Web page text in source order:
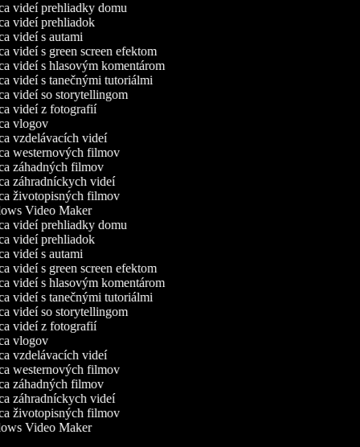
videí prehliadky domu
videí prehliadok
videí s autami
videí s green screen efektom
videí s hlasovým komentárom
videí s tanečnými tutoriálmi
videí so storytellingom
videí z fotografií
vlogov
vzdelávacích videí
westernových filmov
záhadných filmov
záhradníckych videí
životopisných filmov
Video Maker
videí prehliadky domu
videí prehliadok
videí s autami
videí s green screen efektom
videí s hlasovým komentárom
videí s tanečnými tutoriálmi
videí so storytellingom
videí z fotografií
vlogov
vzdelávacích videí
westernových filmov
záhadných filmov
záhradníckych videí
životopisných filmov
Video Maker